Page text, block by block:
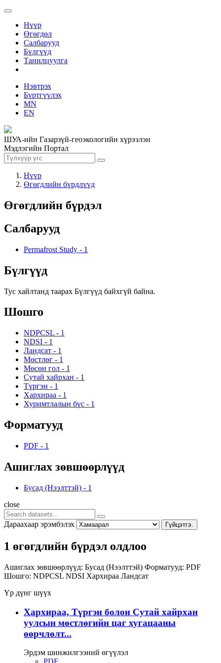
Нүүр
Өгөгдөл
Салбарууд
Бүлгүүд
Танилцуулга
Нэвтрэх
Бүртгүүлэх
MN
EN
ШУА-ийн Газарзүй-геоэкологийн хүрээлэн
Мэдлэгийн Портал
Нүүр
Өгөгдлийн бүрдлүүд
Өгөгдлийн бүрдэл
Салбарууд
Permafrost Study - 1
Бүлгүүд
Тус хайлтанд таарах Бүлгүүд байхгүй байна.
Шошго
NDPCSL - 1
NDSI - 1
Ландсат - 1
Мөстлөг - 1
Мөсөн гол - 1
Сутай хайрхан - 1
Түргэн - 1
Хархираа - 1
Хуримтлалын бүс - 1
Форматууд
PDF - 1
Ашиглах зөвшөөрлүүд
Бусад (Нээлттэй) - 1
close
Дараахаар эрэмбэлэх Гүйцэтгэ.
1 өгөгдлийн бүрдэл олдлоо
Ашиглах зөвшөөрлүүд: Бусад (Нээлттэй) Форматууд: PDF
Шошго: NDPCSL NDSI Хархираа Ландсат
Үр дүнг шүүх
Хархираа, Түргэн болон Сутай хайрхан
уулсын мөстлөгийн цаг хугацааны
өөрчлөлт...
Эрдэм шинжилгээний өгүүлэл